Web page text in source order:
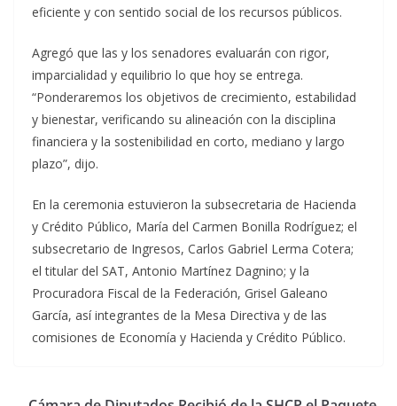
eficiente y con sentido social de los recursos públicos.
Agregó que las y los senadores evaluarán con rigor,
imparcialidad y equilibrio lo que hoy se entrega.
“Ponderaremos los objetivos de crecimiento, estabilidad
y bienestar, verificando su alineación con la disciplina
financiera y la sostenibilidad en corto, mediano y largo
plazo”, dijo.
En la ceremonia estuvieron la subsecretaria de Hacienda
y Crédito Público, María del Carmen Bonilla Rodríguez; el
subsecretario de Ingresos, Carlos Gabriel Lerma Cotera;
el titular del SAT, Antonio Martínez Dagnino; y la
Procuradora Fiscal de la Federación, Grisel Galeano
García, así integrantes de la Mesa Directiva y de las
comisiones de Economía y Hacienda y Crédito Público.